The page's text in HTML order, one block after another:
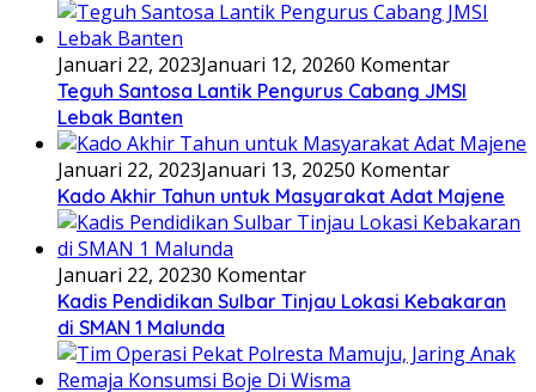
Januari 22, 2023Januari 12, 20260 Komentar
Teguh Santosa Lantik Pengurus Cabang JMSI
Lebak Banten
Januari 22, 2023Januari 13, 20250 Komentar
Kado Akhir Tahun untuk Masyarakat Adat Majene
Januari 22, 20230 Komentar
Kadis Pendidikan Sulbar Tinjau Lokasi Kebakaran
di SMAN 1 Malunda